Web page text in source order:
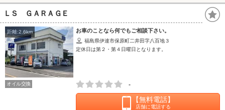
ＬＳ ＧＡＲＡＧＥ
距離:2.6km お車のことなら何でもご相談下さい。
福島県伊達市保原町二井田字八百地３
定休日は第２・第４日曜日となります。
オイル交換 -
【無料電話】
店舗に電話する